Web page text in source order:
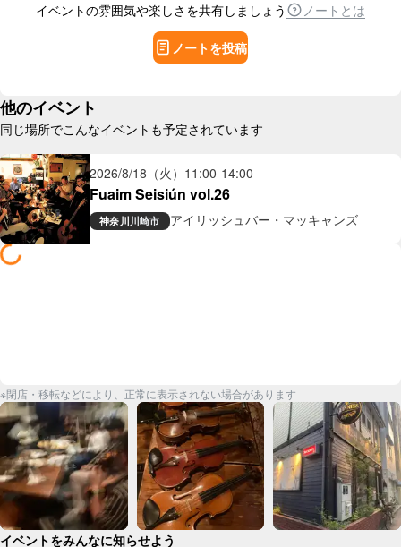
イベントの雰囲気や楽しさを共有しましょう
ノートとは
ノートを投稿
他のイベント
同じ場所でこんなイベントも予定されています
2026/8/18（火） 11:00-14:00
Fuaim Seisiún vol.26
神奈川川崎市 アイリッシュバー・マッキャンズ
※閉店・移転などにより、正常に表示されない場合があります
イベントをみんなに知らせよう